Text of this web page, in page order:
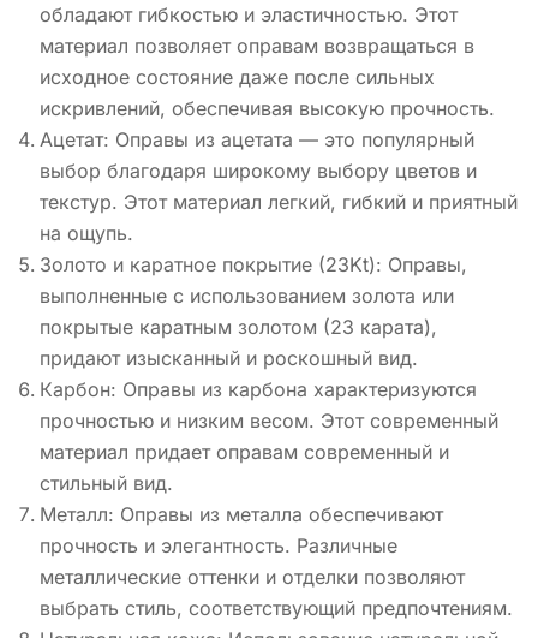
обладают гибкостью и эластичностью. Этот
материал позволяет оправам возвращаться в
исходное состояние даже после сильных
искривлений, обеспечивая высокую прочность.
Ацетат: Оправы из ацетата — это популярный
выбор благодаря широкому выбору цветов и
текстур. Этот материал легкий, гибкий и приятный
на ощупь.
Золото и каратное покрытие (23Kt): Оправы,
выполненные с использованием золота или
покрытые каратным золотом (23 карата),
придают изысканный и роскошный вид.
Карбон: Оправы из карбона характеризуются
прочностью и низким весом. Этот современный
материал придает оправам современный и
стильный вид.
Металл: Оправы из металла обеспечивают
прочность и элегантность. Различные
металлические оттенки и отделки позволяют
выбрать стиль, соответствующий предпочтениям.